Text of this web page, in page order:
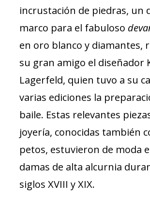
incrustación de piedras, un
marco para el fabuloso
en oro blanco y diamantes,
su gran amigo el diseñador
Lagerfeld, quien tuvo a su
varias ediciones la
baile. Estas relevantes
joyería, conocidas también
petos, estuvieron de moda
damas de alta alcurnia
siglos XVIII y XIX.